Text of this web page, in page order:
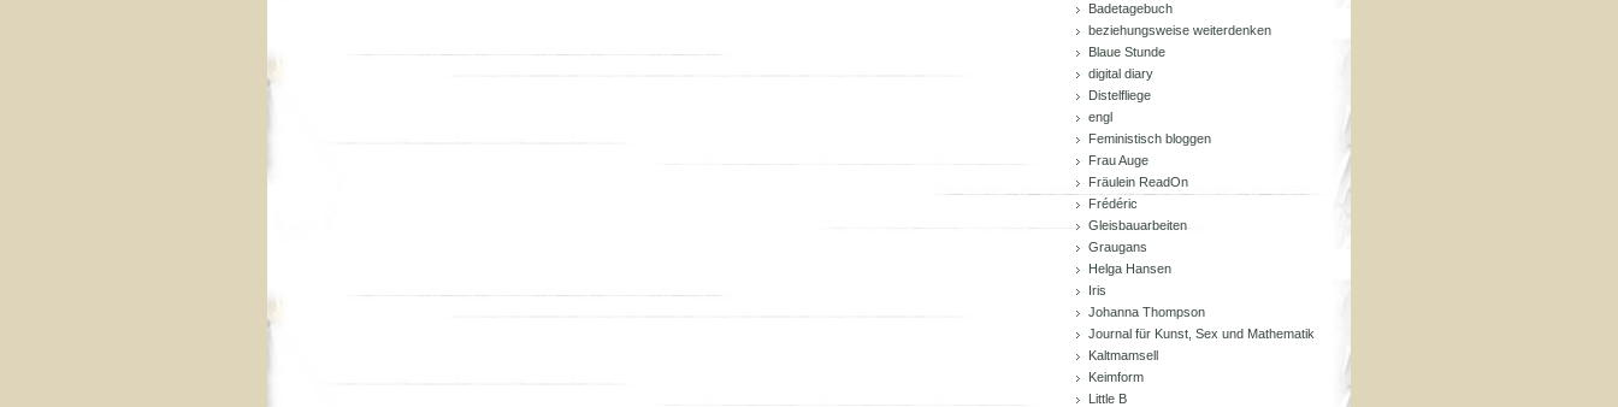
Badetagebuch
beziehungsweise weiterdenken
Blaue Stunde
digital diary
Distelfliege
engl
Feministisch bloggen
Frau Auge
Fräulein ReadOn
Frédéric
Gleisbauarbeiten
Graugans
Helga Hansen
Iris
Johanna Thompson
Journal für Kunst, Sex und Mathematik
Kaltmamsell
Keimform
Little B